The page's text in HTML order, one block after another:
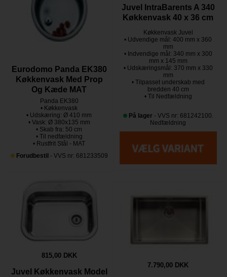
Eurodomo Panda EK380
Køkkenvask Med Prop
Og Kæde MAT
Panda EK380
• Køkkenvask
• Udskæring: Ø 410 mm
• Vask: Ø 380x135 mm
• Skab fra: 50 cm
• Til nedfældning
• Rustfrit Stål - MAT
Forudbestil - VVS nr: 681233509
Juvel IntraBarents A 340
Køkkenvask 40 x 36 cm
Køkkenvask Juvel
• Udvendige mål: 400 mm x 360
mm
• Indvendige mål: 340 mm x 300
mm x 145 mm
• Udskæringsmål: 370 mm x 330
mm
• Tilpasset underskab med
bredden 40 cm
• Til Nedfældning
På lager - VVS nr: 681242100.
Nedfældning
815,00 DKK
Juvel Køkkenvask Model
7.790,00 DKK